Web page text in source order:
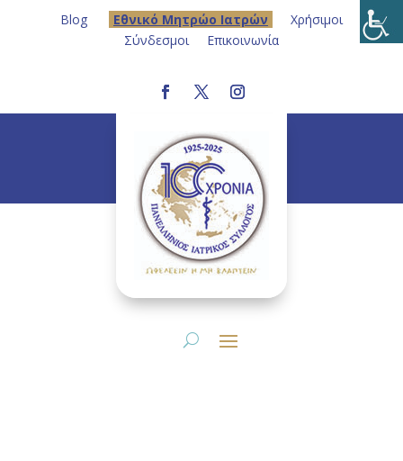
Blog Eθνικό Μητρώο Ιατρών
Χρήσιμοι
Σύνδεσμοι
Επικοινωνία